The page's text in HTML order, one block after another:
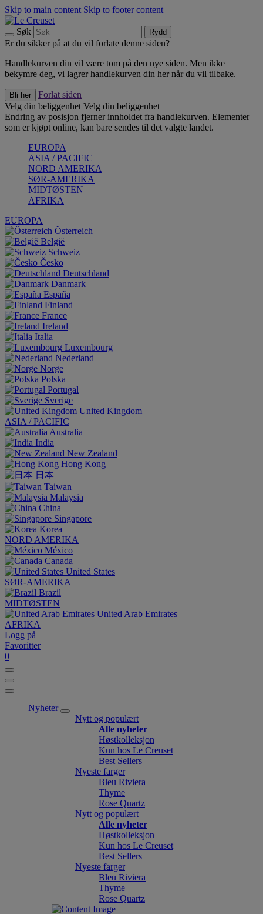
Skip to main content Skip to footer content
Søk Rydd
Er du sikker på at du vil forlate denne siden?
Handlekurven din vil være tom på den nye siden. Men ikke
bekymre deg, vi lagrer handlekurven din her når du vil tilbake.
Bli her
Forlat siden
Velg din beliggenhet Velg din beliggenhet
Endring av posisjon fjerner innholdet fra handlekurven. Elementer
som er kjøpt online, kan bare sendes til det valgte landet.
EUROPA
ASIA / PACIFIC
NORD AMERIKA
SØR-AMERIKA
MIDTØSTEN
AFRIKA
EUROPA
Österreich
België
Schweiz
Česko
Deutschland
Danmark
España
Finland
France
Ireland
Italia
Luxembourg
Nederland
Norge
Polska
Portugal
Sverige
United Kingdom
ASIA / PACIFIC
Australia
India
New Zealand
Hong Kong
日本
Taiwan
Malaysia
China
Singapore
Korea
NORD AMERIKA
México
Canada
United States
SØR-AMERIKA
Brazil
MIDTØSTEN
United Arab Emirates
AFRIKA
Logg på
Favoritter
0
Nyheter
Nytt og populært
Alle nyheter
Høstkolleksjon
Kun hos Le Creuset
Best Sellers
Nyeste farger
Bleu Riviera
Thyme
Rose Quartz
Nytt og populært
Alle nyheter
Høstkolleksjon
Kun hos Le Creuset
Best Sellers
Nyeste farger
Bleu Riviera
Thyme
Rose Quartz